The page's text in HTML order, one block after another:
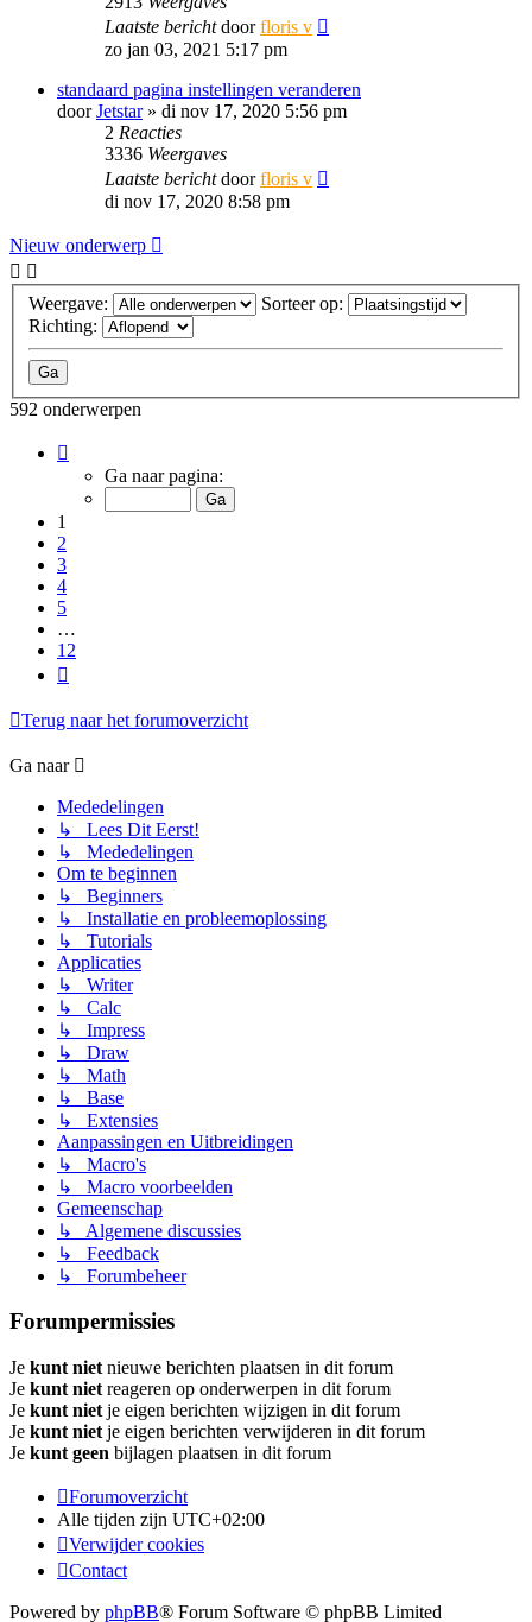
Laatste berichtdoorfloris v
zo jan 03, 2021 5:17 pm
standaard pagina instellingen veranderen
doorJetstar» di nov 17, 2020 5:56 pm
2 Reacties
3336 Weergaves
Laatste berichtdoorfloris v
di nov 17, 2020 8:58 pm
Nieuw onderwerp
Weergave:
Sorteer op:
Richting:
592 onderwerpen
van
Ga naar pagina:
1
2
3
4
5
…
12
Terug naar het forumoverzicht
Ga naar
Mededelingen
↳ Lees Dit Eerst!
↳ Mededelingen
Om te beginnen
↳ Beginners
↳ Installatie en probleemoplossing
↳ Tutorials
Applicaties
↳ Writer
↳ Calc
↳ Impress
↳ Draw
↳ Math
↳ Base
↳ Extensies
Aanpassingen en Uitbreidingen
↳ Macro's
↳ Macro voorbeelden
Gemeenschap
↳ Algemene discussies
↳ Feedback
↳ Forumbeheer
Forumpermissies
Je kunt niet nieuwe berichten plaatsen in dit forum
Je kunt niet reageren op onderwerpen in dit forum
Je kunt niet je eigen berichten wijzigen in dit forum
Je kunt niet je eigen berichten verwijderen in dit forum
Je kunt geen bijlagen plaatsen in dit forum
Forumoverzicht
Alle tijden zijn UTC+02:00
Verwijder cookies
Contact
Powered by phpBB® Forum Software © phpBB Limited